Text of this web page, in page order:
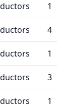
1
4
1
3
1